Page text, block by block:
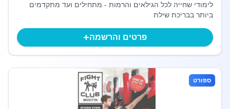
לימודי שחייה לכל הגילאים והרמות - מתחילים ועד מתקדמים
ביותר בבריכת שילת
פרטים והרשמה+
ספורט